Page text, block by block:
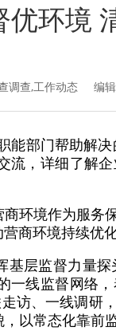
环境
调查,工作动态 编辑
能部门帮助解
，详细了解
环境作为服务
商环境持续优化
层监督力量
线监督网络
访、一线调
以常态化靠前